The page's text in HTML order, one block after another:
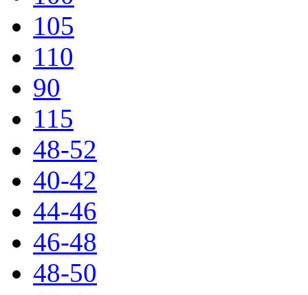
105
110
90
115
48-52
40-42
44-46
46-48
48-50